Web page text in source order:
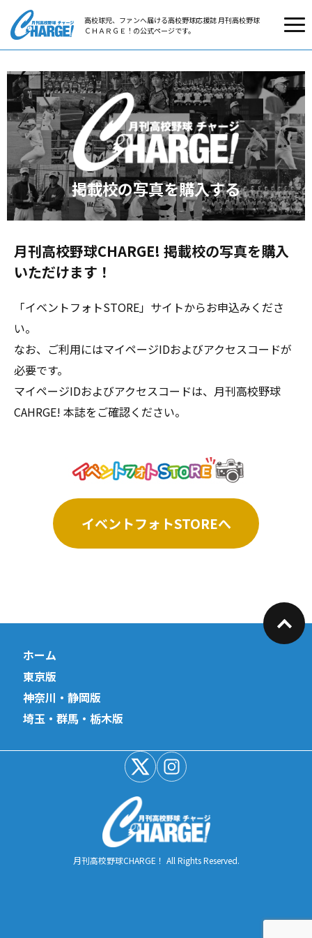
高校球児、ファンへ届ける高校野球応援誌 月刊高校野球
ＣＨＡＲＧＥ！の公式ページです。
掲載校の写真を購入する
月刊高校野球CHARGE! 掲載校の写真を購入
いただけます！
「イベントフォトSTORE」サイトからお申込みくださ
い。
なお、ご利用にはマイページIDおよびアクセスコードが
必要です。
マイページIDおよびアクセスコードは、月刊高校野球
CAHRGE! 本誌をご確認ください。
イベントフォトSTOREへ
ホーム
東京版
神奈川・静岡版
埼玉・群馬・栃木版
月刊高校野球CHARGE！ All Rights Reserved.